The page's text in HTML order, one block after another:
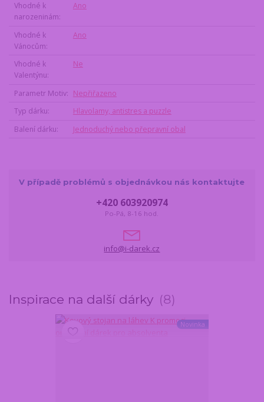
Vhodné k
narozeninám
Ano
Vhodné k
Vánocům
Ano
Vhodné k
Valentýnu
Ne
Parametr Motiv
Nepřiřazeno
Typ dárku
Hlavolamy, antistres a puzzle
Balení dárku
Jednoduchý nebo přepravní obal
V případě problémů s objednávkou nás kontaktujte
+420 603920974
Po-Pá, 8-16 hod.
info@i-darek.cz
Inspirace na další dárky 8
Novinka